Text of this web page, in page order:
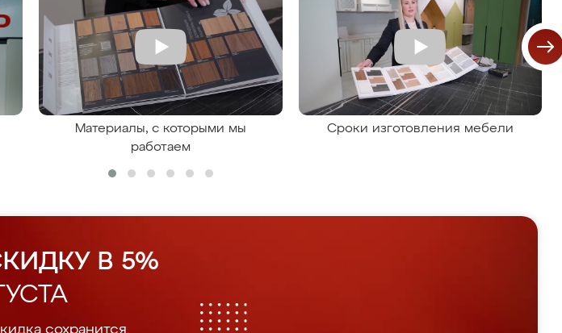
Материалы, с которыми мы
работаем
Сроки изготовления мебели
В 5%
сохранится.